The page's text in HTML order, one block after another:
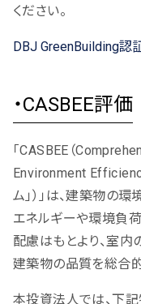
ください。
DBJ GreenBuilding認
・CASBEE評価
「CASBEE（
Environment
ム」）」は、建築物の
エネルギーや環境負
配慮はもとより、室
建築物の品質を総合的
本投資法人では、下